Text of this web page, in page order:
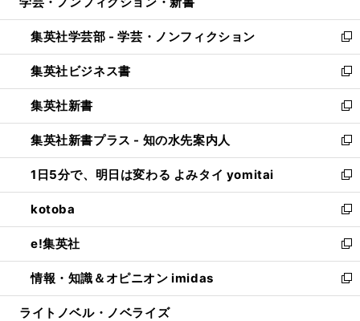
開
く
ウ
で
開
く
ン
ド
ウ
で
開
く
ウ
ィ
ン
ド
ウ
で
開
く
集英社学芸部 - 学芸・ノンフィクション
新
し
い
ウ
ィ
ン
ド
ウ
で
開
く
集英社ビジネス書
新
し
い
ウ
ィ
ン
ド
ウ
で
開
く
集英社新書
新
し
い
ウ
ィ
ン
ド
ウ
で
開
く
集英社新書プラス - 知の水先案内人
新
し
い
ウ
ィ
ン
ド
ウ
で
開
1日5分で、明日は変わる よみタイ yomitai
新
し
い
ウ
ィ
ン
ド
ウ
kotoba
新
し
い
ウ
ィ
ン
e!集英社
新
し
い
ウ
情報・知識＆オピニオン imidas
新
し
ライトノベル・ノベライズ